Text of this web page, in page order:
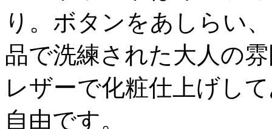
り。ボタンをあしらい
品で洗練された大人の
レザーで化粧仕上げし
自由です。